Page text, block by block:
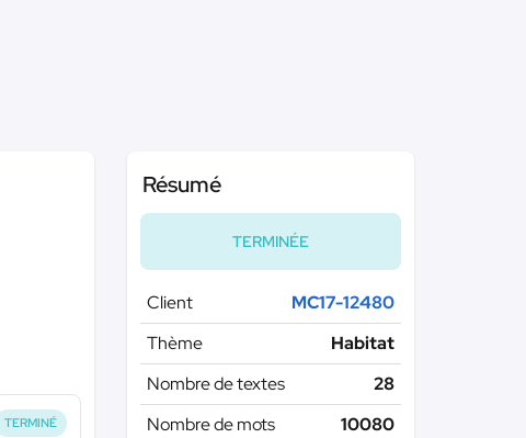
TERMINÉ
Résumé
TERMINÉE
Client
MC17-12480
Thème
Habitat
Nombre de textes
28
Nombre de mots
10080